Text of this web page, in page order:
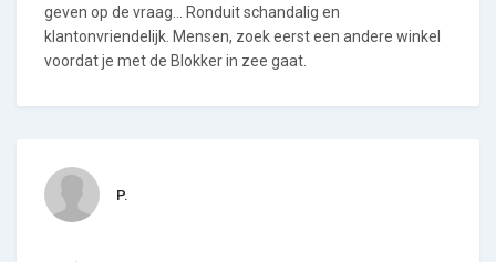
geven op de vraag... Ronduit schandalig en
klantonvriendelijk. Mensen, zoek eerst een andere winkel
voordat je met de Blokker in zee gaat.
P.